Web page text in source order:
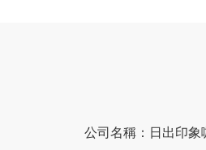
公司名稱：日出印象